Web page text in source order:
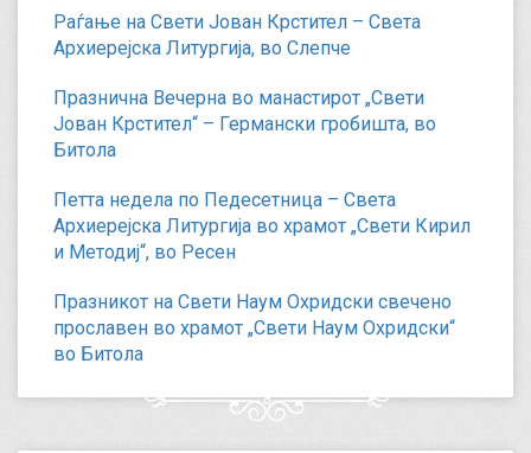
Раѓање на Свети Јован Крстител – Света
Архиерејска Литургија, во Слепче
Празнична Вечерна во манастирот „Свети
Јован Крстител“ – Германски гробишта, во
Битола
Петта недела по Педесетница – Света
Архиерејска Литургија во храмот „Свети Кирил
и Методиј“, во Ресен
Празникот на Свети Наум Охридски свечено
прославен во храмот „Свети Наум Охридски“
во Битола